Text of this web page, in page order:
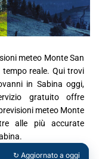
meteo Monte San
reale. Qui trovi
in Sabina oggi,
gratuito offre
meteo Monte
alle più accurate
↻ Aggiornato a oggi